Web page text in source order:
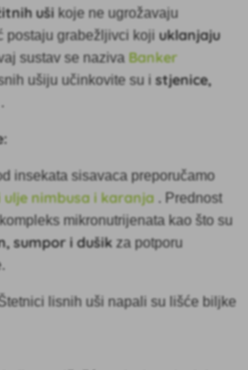
uši koje ne ugrožavaju
postaju grabežljivci kojiuklanjaju
sustav se naziva Banker
ušiju učinkovite su istjenice,
.
insekata sisavaca preporučamo
nimbusa i karanja . Prednost
mikronutrijenata kao što su
sumpor i dušik za potporu